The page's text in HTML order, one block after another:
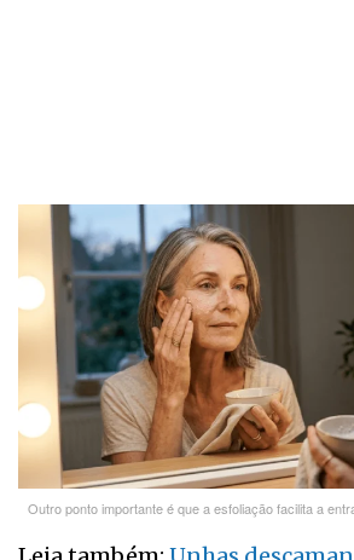
Outro ponto importante é que a esfoliação facilita a